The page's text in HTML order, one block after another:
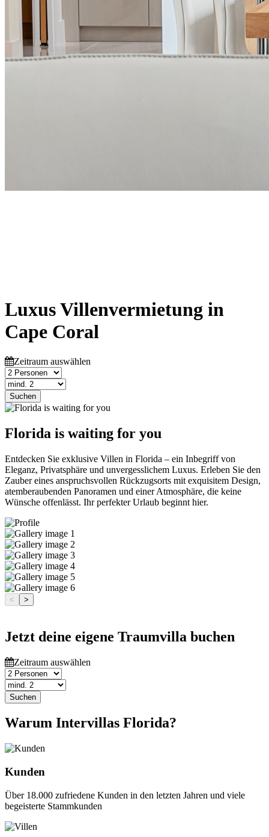
Luxus Villenvermietung in
Cape Coral
Zeitraum auswählen
Suchen
Florida is waiting for you
Entdecken Sie exklusive Villen in Florida – ein Inbegriff von
Eleganz, Privatsphäre und unvergesslichem Luxus. Erleben Sie den
Zauber eines anspruchsvollen Rückzugsorts mit exquisitem Design,
atemberaubenden Panoramen und einer Atmosphäre, die keine
Wünsche offenlässt. Ihr perfekter Urlaub beginnt hier.
< >
Jetzt deine eigene Traumvilla buchen
Zeitraum auswählen
Suchen
Warum Intervillas Florida?
Kunden
Über 18.000 zufriedene Kunden in den letzten Jahren und viele
begeisterte Stammkunden